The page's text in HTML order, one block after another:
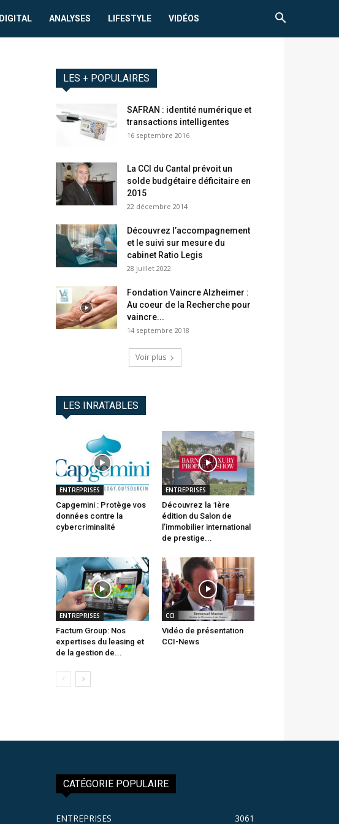
DIGITAL ANALYSES LIFESTYLE VIDÉOS
LES + POPULAIRES
SAFRAN : identité numérique et
transactions intelligentes
16 septembre 2016
La CCI du Cantal prévoit un
solde budgétaire déficitaire en
2015
22 décembre 2014
Découvrez l’accompagnement
et le suivi sur mesure du
cabinet Ratio Legis
28 juillet 2022
Fondation Vaincre Alzheimer :
Au coeur de la Recherche pour
vaincre...
14 septembre 2018
Voir plus
LES INRATABLES
ENTREPRISES
Capgemini : Protège vos
données contre la
cybercriminalité
ENTREPRISES
Découvrez la 1ère
édition du Salon de
l’immobilier international
de prestige...
ENTREPRISES
Factum Group: Nos
expertises du leasing et
de la gestion de...
CCI
Vidéo de présentation
CCI-News
CATÉGORIE POPULAIRE
ENTREPRISES 3061